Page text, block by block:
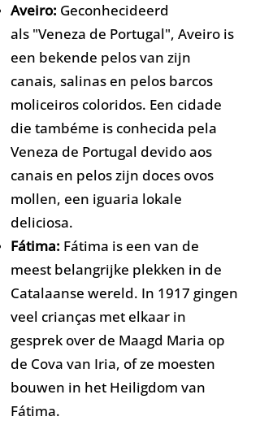
​Aveiro: Geconhecideerd
als "Veneza de Portugal", Aveiro is
een bekende pelos van zijn
canais, salinas en pelos barcos
moliceiros coloridos. Een cidade
die tambéme is conhecida pela
Veneza de Portugal devido aos
canais en pelos zijn doces ovos
mollen, een iguaria lokale
deliciosa.
Fátima: Fátima is een van de
meest belangrijke plekken in de
Catalaanse wereld. In 1917 gingen
veel crianças met elkaar in
gesprek over de Maagd Maria op
de Cova van Iria, of ze moesten
bouwen in het Heiligdom van
Fátima.